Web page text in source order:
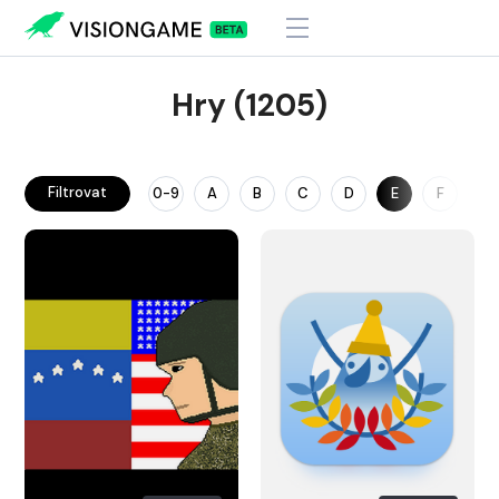
Hry (1205)
Filtrovat 0-9 A B C D E F